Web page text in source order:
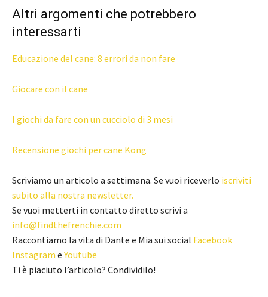
Altri argomenti che potrebbero
interessarti
Educazione del cane: 8 errori da non fare
Giocare con il cane
I giochi da fare con un cucciolo di 3 mesi
Recensione giochi per cane Kong
Scriviamo un articolo a settimana. Se vuoi riceverlo iscriviti
subito alla nostra newsletter.
Se vuoi metterti in contatto diretto scrivi a
info@findthefrenchie.com
Raccontiamo la vita di Dante e Mia sui social Facebook
Instagram eYoutube
Ti è piaciuto l’articolo? Condividilo!